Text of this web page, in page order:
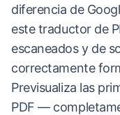
diferencia de
este traductor de
escaneados y de
correctamente
Previsualiza las
PDF —